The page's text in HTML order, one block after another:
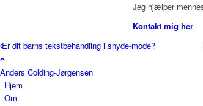
Jeg hjælper
Kontakt mig her
Er dit barns tekstbehandling i snyde-mode?
Anders Colding-Jørgensen
Hjem
Om